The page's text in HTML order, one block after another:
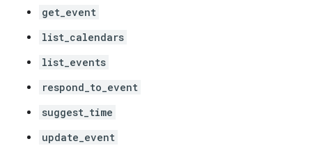
get_event
list_calendars
list_events
respond_to_event
suggest_time
update_event